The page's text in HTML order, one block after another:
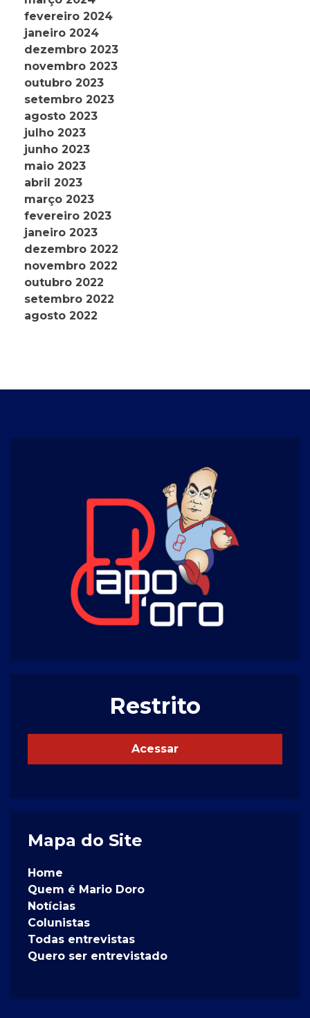
fevereiro 2024
janeiro 2024
dezembro 2023
novembro 2023
outubro 2023
setembro 2023
agosto 2023
julho 2023
junho 2023
maio 2023
abril 2023
março 2023
fevereiro 2023
janeiro 2023
dezembro 2022
novembro 2022
outubro 2022
setembro 2022
agosto 2022
Restrito
Acessar
Mapa do Site
Home
Quem é Mario Doro
Notícias
Colunistas
Todas entrevistas
Quero ser entrevistado